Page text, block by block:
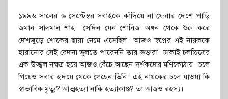
১৯৯৬ সালের ৬ সেপ্টেম্বর সবাইকে কাঁদিয়ে না ফেরার দেশে পাড়ি
জমান সালমান শাহ। সেদিন যেন শোবিজ অঙ্গন থেকে শুরু করে
দেশজুড়ে শোকের ছায়া নেমে এসেছিল। আজও স্বপ্নের এই নায়ককে
হারানোর সেই বেদনা ভুলতে পারেননি তার ভক্তরা। ঢাকাই চলচ্চিত্রের
এক উজ্জ্বল নক্ষত্র হয়ে আজও বেঁচে আছেন দর্শকদের মণিকোঠায়। চলে
গিয়েও সবার হৃদয়ে থেকে গেছেন তিনি। এই নায়কের চলে যাওয়া কি
স্বাভাবিক মৃত্যু? আত্মহত্যা নাকি হত্যাকাণ্ড? তা আজও রহস্য।